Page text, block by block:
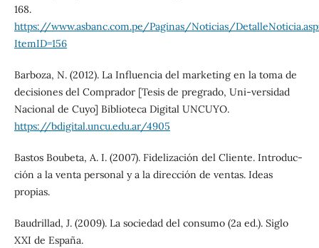
168.
https://www.asbanc.com.pe/Paginas/Noticias/
ItemID=156
Barboza, N. (2012). La Influencia del marketing en la toma de
decisiones del Comprador [Tesis de pregrado, Uni-versidad
Nacional de Cuyo] Biblioteca Digital UNCUYO.
https://bdigital.uncu.edu.ar/4905
Bastos Boubeta, A. I. (2007). Fidelización del Cliente. Introduc-
ción a la venta personal y a la dirección de ventas. Ideas
propias.
Baudrillad, J. (2009). La sociedad del consumo (2a ed.). Siglo
XXI de España.